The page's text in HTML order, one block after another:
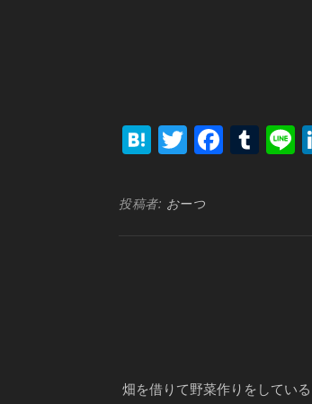
Hatena
Twitter
投稿者: おーつ
畑を借りて野菜作りをしてい